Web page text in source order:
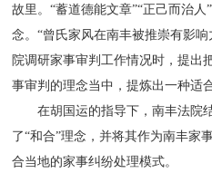
故里。“蓄道德能文章”“正己而治
念。“曾氏家风在南丰被推崇有影
院调研家事审判工作情况时，提出
事审判的理念当中，提炼出一种适
在胡国运的指导下，南丰法院结
了“和合”理念，并将其作为南丰家
合当地的家事纠纷处理模式。